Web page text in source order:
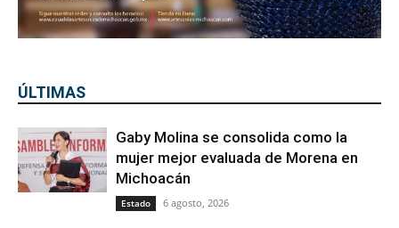
ÚLTIMAS
Gaby Molina se consolida como la
mujer mejor evaluada de Morena en
Michoacán
Estado 6 agosto, 2026